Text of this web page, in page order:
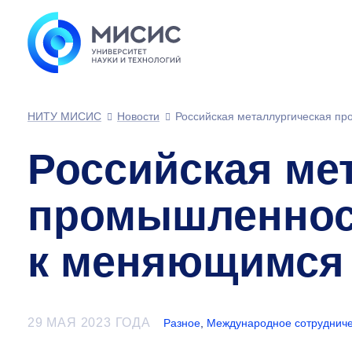
НИТУ МИСИС Новости Российская металлургическая
Российская
к меняющимся
29 МАЯ 2023 ГОДА Разное, Международное